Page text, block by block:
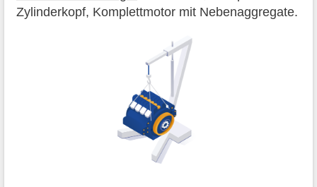
Zylinderkopf, Komplettmotor mit Nebenaggregate.